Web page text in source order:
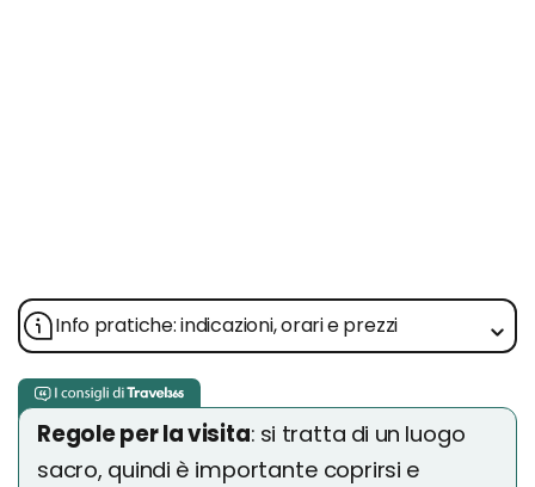
Info pratiche: indicazioni, orari e prezzi
Regole per la visita: si tratta di un luogo
sacro, quindi è importante coprirsi e